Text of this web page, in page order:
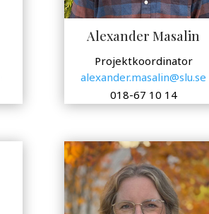
Alexander Masalin
Projektkoordinator
alexander.masalin@slu.se
018-67 10 14